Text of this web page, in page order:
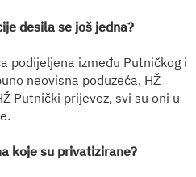
desila se još jedna?
podijeljena između Putničkog i
neovisna poduzeća, HŽ
Putnički prijevoz, svi su oni u
koje su privatizirane?